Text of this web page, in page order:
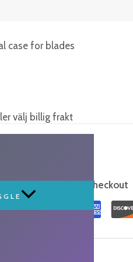
case for blades
välj billig frakt
blades
Guaranteed Safe Checkout